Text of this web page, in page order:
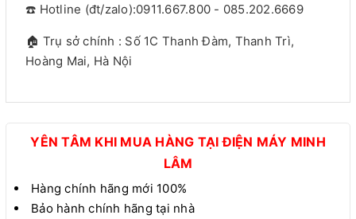
☎️ Hotline (đt/zalo):0911.667.800 - 085.202.6669
🏠 Trụ sở chính : Số 1C Thanh Đàm, Thanh Trì,
Hoàng Mai, Hà Nội
YÊN TÂM KHI MUA HÀNG TẠI ĐIỆN MÁY MINH
LÂM
Hàng chính hãng mới 100%
Bảo hành chính hãng tại nhà